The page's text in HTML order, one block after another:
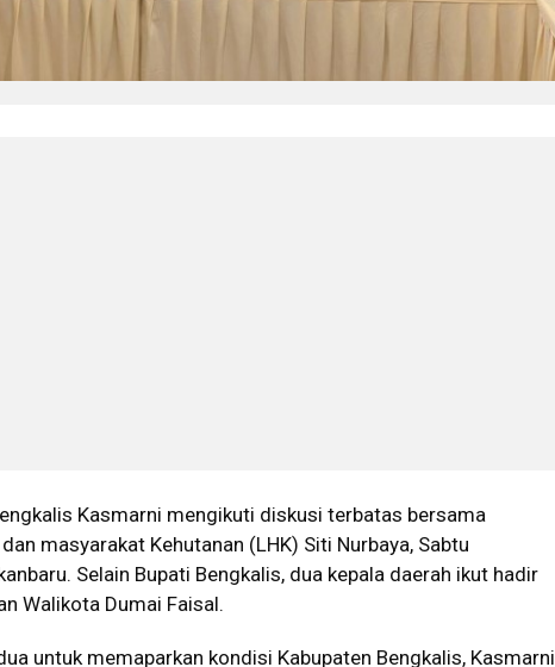
Kasmarni mengikuti diskusi terbatas bersama
masyarakat Kehutanan (LHK) Siti Nurbaya, Sabtu
Selain Bupati Bengkalis, dua kepala daerah ikut hadir
Walikota Dumai Faisal.
untuk memaparkan kondisi Kabupaten Bengkalis, Kasmarni